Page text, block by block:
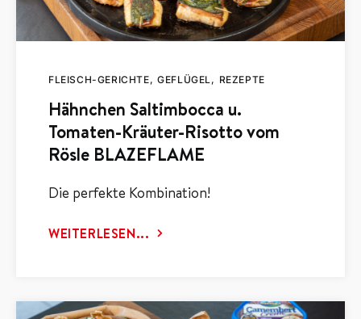
FLEISCH-GERICHTE GEFLÜGEL REZEPTE
Hähnchen Saltimbocca u.
Tomaten-Kräuter-Risotto vom
Rösle BLAZEFLAME
Die perfekte Kombination!
WEITERLESEN...